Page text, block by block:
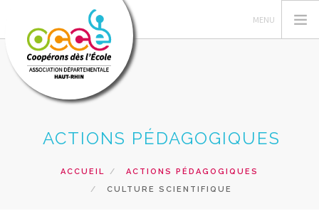
GERER SA COOPERATIVE
ESPACE PÉDAGOGIQUE
ACTIONS PÉDAGOGIQUES
ACCUEIL
ACTIONS PÉDAGOGIQUES
CULTURE SCIENTIFIQUE